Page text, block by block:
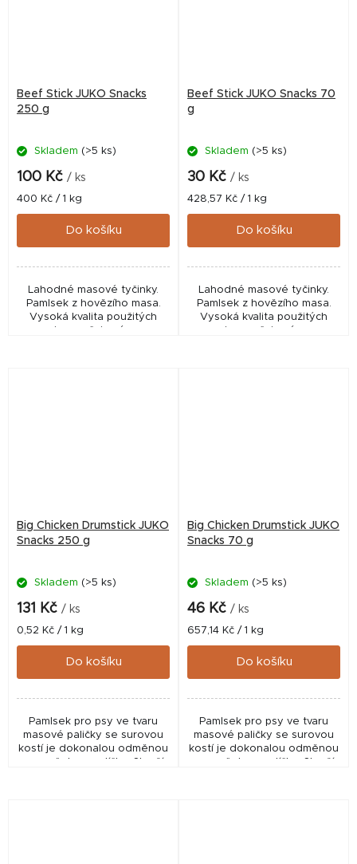
Beef Stick JUKO Snacks
250 g
Skladem (>5 ks)
100 Kč / ks
Měrná
cena:
400 Kč / 1 kg
Do košíku
Lahodné masové tyčinky.
Pamlsek z hovězího masa.
Vysoká kvalita použitých
surovin zaručuje výraznou
Beef Stick JUKO Snacks 70
g
Skladem (>5 ks)
30 Kč / ks
Měrná
cena:
428,57 Kč / 1 kg
Do košíku
Lahodné masové tyčinky.
Pamlsek z hovězího masa.
Vysoká kvalita použitých
surovin zaručuje výraznou
Big Chicken Drumstick JUKO
Snacks 250 g
Skladem (>5 ks)
131 Kč / ks
Měrná
cena:
0,52 Kč / 1 kg
Do košíku
Pamlsek pro psy ve tvaru
masové paličky se surovou
kostí je dokonalou odměnou
Big Chicken Drumstick JUKO
Snacks 70 g
Skladem (>5 ks)
46 Kč / ks
Měrná
cena:
657,14 Kč / 1 kg
Do košíku
Pamlsek pro psy ve tvaru
masové paličky se surovou
kostí je dokonalou odměnou